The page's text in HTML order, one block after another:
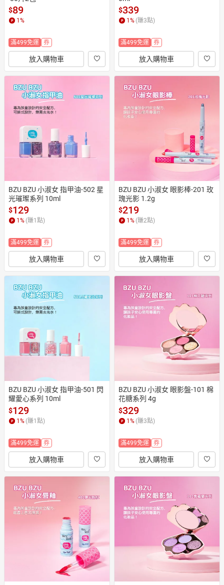
$89
1 %
滿499免運 券
放入購物車
$339
1 % (賺3點)
滿499免運 券
放入購物車
BZU BZU 小淑女 指甲油-502 星
光璀璨系列 10ml
$129
1 % (賺1 點)
滿499免運 券
放入購物車
BZU BZU 小淑女 眼影棒-201 玫
瑰光影 1.2g
$219
1 % (賺2點)
滿499免運 券
放入購物車
BZU BZU 小淑女 指甲油-501 閃
耀愛心系列 10ml
$129
1% (賺1點)
滿499免運 券
放入購物車
BZU BZU 小淑女 眼影盤-101 棉
花糖系列 4g
$329
1% (賺3點)
滿499免運 券
放入購物車